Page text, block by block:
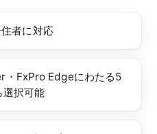
者に対応
FxPro Edgeにわたる5
選択可能